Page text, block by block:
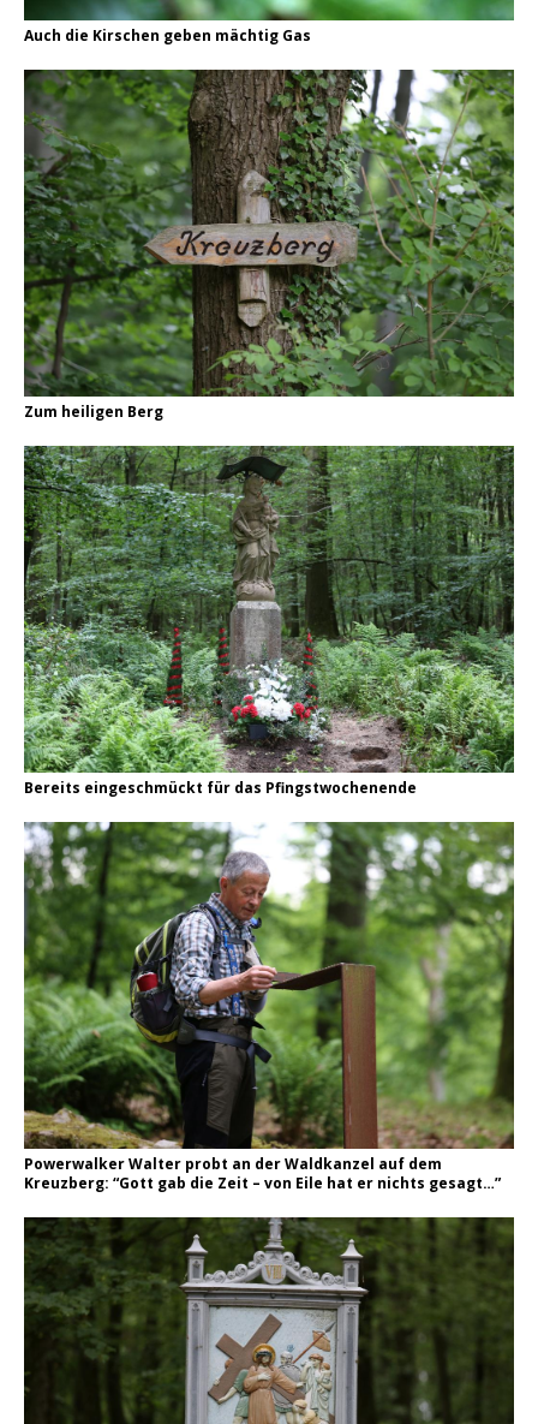
Auch die Kirschen geben mächtig Gas
Zum heiligen Berg
Bereits eingeschmückt für das Pfingstwochenende
Powerwalker Walter probt an der Waldkanzel auf dem
Kreuzberg: “Gott gab die Zeit – von Eile hat er nichts gesagt…”